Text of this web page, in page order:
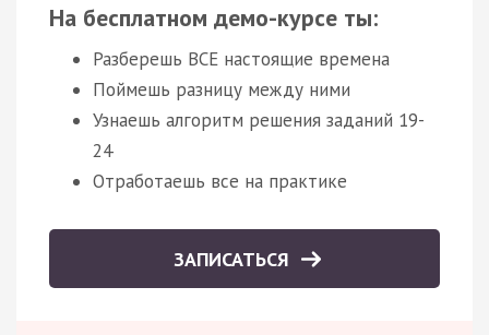
На бесплатном демо-курсе ты:
Разберешь ВСЕ настоящие времена
Поймешь разницу между ними
Узнаешь алгоритм решения заданий 19-
24
Отработаешь все на практике
ЗАПИСАТЬСЯ